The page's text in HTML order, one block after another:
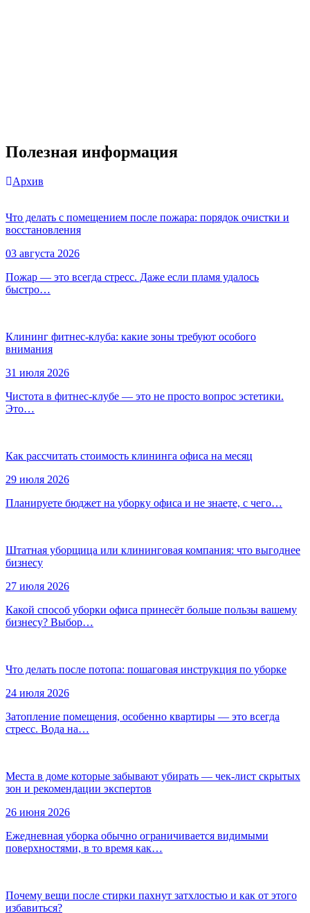
Полезная информация
Архив
Что делать с помещением после пожара: порядок очистки и
восстановления
03 августа 2026
Пожар — это всегда стресс. Даже если пламя удалось
быстро…
Клининг фитнес-клуба: какие зоны требуют особого
внимания
31 июля 2026
Чистота в фитнес-клубе — это не просто вопрос эстетики.
Это…
Как рассчитать стоимость клининга офиса на месяц
29 июля 2026
Планируете бюджет на уборку офиса и не знаете, с чего…
Штатная уборщица или клининговая компания: что выгоднее
бизнесу
27 июля 2026
Какой способ уборки офиса принесёт больше пользы вашему
бизнесу? Выбор…
Что делать после потопа: пошаговая инструкция по уборке
24 июля 2026
Затопление помещения, особенно квартиры — это всегда
стресс. Вода на…
Места в доме которые забывают убирать — чек-лист скрытых
зон и рекомендации экспертов
26 июня 2026
Ежедневная уборка обычно ограничивается видимыми
поверхностями, в то время как…
Почему вещи после стирки пахнут затхлостью и как от этого
избавиться?